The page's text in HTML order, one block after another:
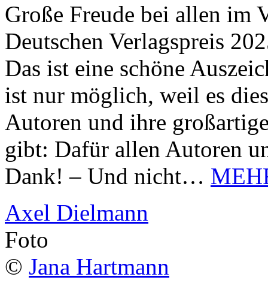
Große Freude bei allen im
Deutschen Verlagspreis
Das ist eine schöne
ist nur möglich, weil es
Autoren und ihre
gibt: Dafür allen Autoren
Dank! – Und nicht…
Axel Dielmann
Foto
© Jana Hartmann